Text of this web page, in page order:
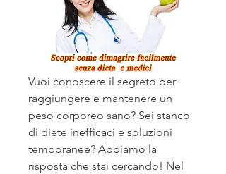
Vuoi conoscere il segreto per
raggiungere e mantenere un
peso corporeo sano? Sei stanco
di diete inefficaci e soluzioni
temporanee? Abbiamo la
risposta che stai cercando! Nel